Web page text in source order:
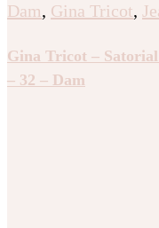
Dam, Gina Tricot,
Gina Tricot –
– 32 – Dam